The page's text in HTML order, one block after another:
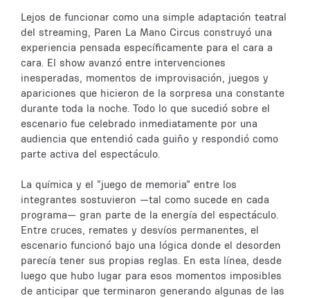
Lejos de funcionar como una simple adaptación teatral
del streaming, Paren La Mano Circus construyó una
experiencia pensada específicamente para el cara a
cara. El show avanzó entre intervenciones
inesperadas, momentos de improvisación, juegos y
apariciones que hicieron de la sorpresa una constante
durante toda la noche. Todo lo que sucedió sobre el
escenario fue celebrado inmediatamente por una
audiencia que entendió cada guiño y respondió como
parte activa del espectáculo.
La química y el “juego de memoria” entre los
integrantes sostuvieron —tal como sucede en cada
programa— gran parte de la energía del espectáculo.
Entre cruces, remates y desvíos permanentes, el
escenario funcionó bajo una lógica donde el desorden
parecía tener sus propias reglas. En esta línea, desde
luego que hubo lugar para esos momentos imposibles
de anticipar que terminaron generando algunas de las